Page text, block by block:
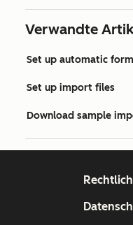
Verwandte
Set up automatic
Set up import files
Download sample